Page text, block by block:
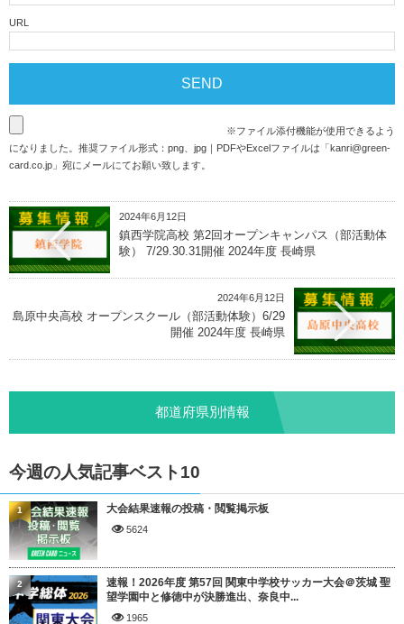
URL
※ファイル添付機能が使用できるよう
になりました。推奨ファイル形式：png、jpg｜PDFやExcelファイルは「 kanri@green-
card.co.jp 」宛にメールにてお願い致します。
2024年6月12日
鎮西学院高校 第2回オープンキャンパス（部活動体
験） 7/29.30.31開催 2024年度 長崎県
2024年6月12日
島原中央高校 オープンスクール（部活動体験）6/29
開催 2024年度 長崎県
都道府県別情報
今週の人気記事ベスト10
大会結果速報の投稿・閲覧掲示板
5624
1
速報！2026年度 第57回 関東中学校サッカー大会＠茨城 聖
望学園中と修徳中が決勝進出、奈良中...
1965
2